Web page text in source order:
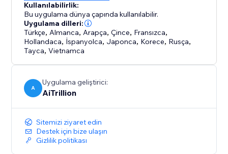
Kullanılabilirlik:
Bu uygulama dünya çapında kullanılabilir.
Uygulama dilleri:
Türkçe, Almanca, Arapça,Çince, Fransızca,
Hollandaca, İspanyolca, Japonca, Korece, Rusça,
Tayca,Vietnamca
A
Uygulama geliştirici:
AiTrillion
Sitemizi ziyaret edin
Destek için bize ulaşın
Gizlilik politikası